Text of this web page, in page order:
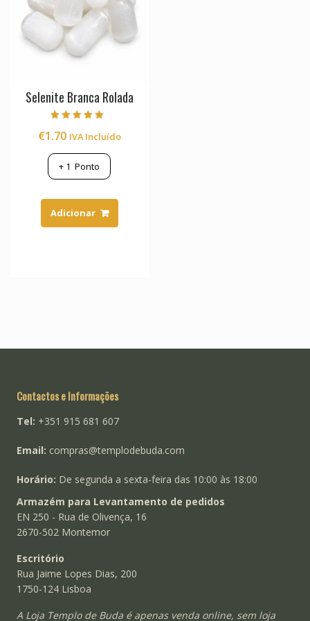
Selenite Branca Rolada
5.00
€1.70 IVA Incluído
+ 1 Ponto
Adicionar
Contactos e Informações
Tel: +351 915 681 607
Email: compras@templodebuda.com
Horário: De segunda a sexta-feira das 10:00 às 18:00
Armazém para Levantamento de pedidos
EN 250 - Rua de Olivença, 16
2670-502 Montemor
Escritório
Rua Jaime Lopes Dias, 200
1750-124 Lisboa
A Loja Templo de Buda é apenas venda online, sem loja